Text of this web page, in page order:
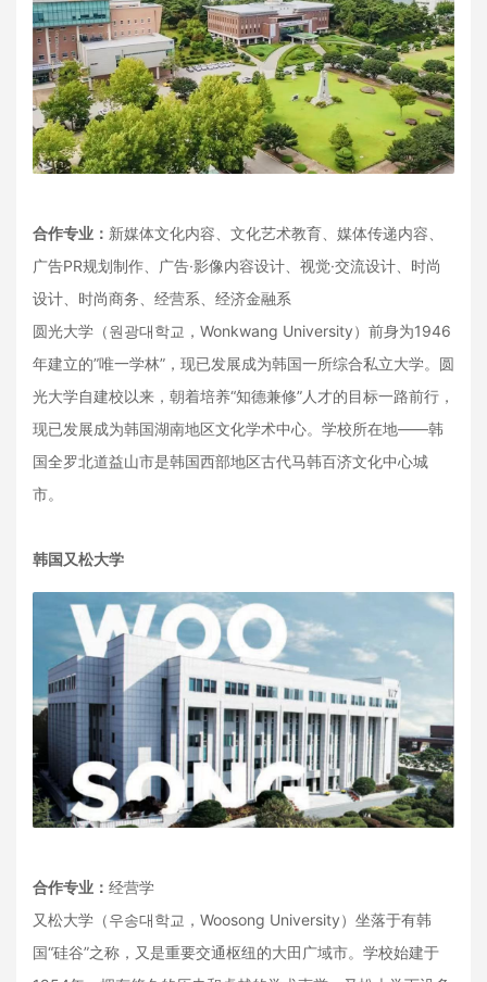
合作专业： 新媒体文化内容、文化艺术教育、媒体传递内容、
广告PR规划制作、广告·影像内容设计、视觉·交流设计、时尚
设计、时尚商务、经营系、经济金融系
圆光大学（원광대학교，Wonkwang University）前身为1946
年建立的”唯一学林”，现已发展成为韩国一所综合私立大学。圆
光大学自建校以来，朝着培养“知德兼修”人才的目标一路前行，
现已发展成为韩国湖南地区文化学术中心。学校所在地——韩
国全罗北道益山市是韩国西部地区古代马韩百济文化中心城
市。
韩国又松大学
合作专业： 经营学
又松大学（우송대학교，Woosong University）坐落于有韩
国“硅谷”之称，又是重要交通枢纽的大田广域市。学校始建于